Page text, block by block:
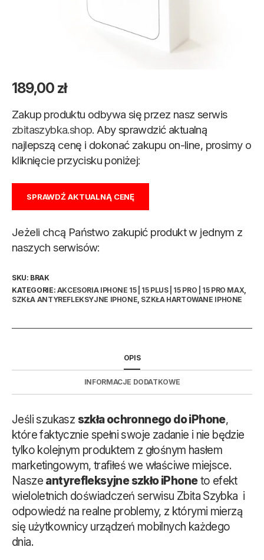
189,00 zł
Zakup produktu odbywa się przez nasz serwis
zbitaszybka.shop. Aby sprawdzić aktualną
najlepszą cenę i dokonać zakupu on-line, prosimy o
kliknięcie przycisku poniżej:
SPRAWDŹ AKTUALNĄ CENĘ
Jeżeli chcą Państwo zakupić produkt w jednym z
naszych serwisów:
SKU: BRAK
KATEGORIE: AKCESORIA IPHONE 15 | 15 PLUS | 15 PRO | 15 PRO MAX,
SZKŁA ANTYREFLEKSYJNE IPHONE, SZKŁA HARTOWANE IPHONE
OPIS
INFORMACJE DODATKOWE
Jeśli szukasz szkła ochronnego do iPhone,
które faktycznie spełni swoje zadanie i nie będzie
tylko kolejnym produktem z głośnym hasłem
marketingowym, trafiłeś we właściwe miejsce.
Nasze antyrefleksyjne szkło iPhoneto efekt
wieloletnich doświadczeń serwisu Zbita Szybka i
odpowiedź na realne problemy, z którymi mierzą
się użytkownicy urządzeń mobilnych każdego
dnia.